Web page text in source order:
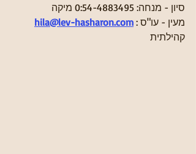
סיון - מנחה: 0:54-4883495 מיקה
hila@lev-hasharon.com :מעין - עו"ס
קהילתית